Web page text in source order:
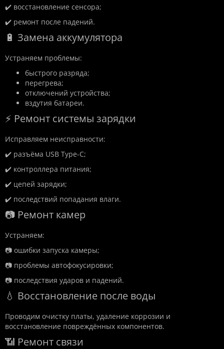
✔️ восстановление сенсора;
✔️ ремонт после падений.
🔋 Замена аккумулятора
Устраняем проблемы:
быстрого разряда;
перегрева;
отключений устройства;
вздутия батареи.
⚡ Ремонт системы зарядки
Исправляем неисправности:
✔️ разъёма USB Type-C;
✔️ контроллера питания;
✔️ цепей зарядки;
✔️ последствий попадания влаги.
📷 Ремонт камер
Устраняем:
📷 ошибки запуска камеры;
📷 проблемы автофокусировки;
📷 последствия ударов и падений.
💧 Восстановление после воды
Проводим очистку платы, удаление коррозии и
восстановление повреждённых компонентов.
📶 Ремонт связи